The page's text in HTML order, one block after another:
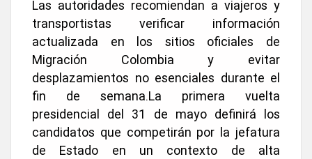
Las autoridades recomiendan a viajeros y
transportistas verificar información
actualizada en los sitios oficiales de
Migración Colombia y evitar
desplazamientos no esenciales durante el
fin de semana.La primera vuelta
presidencial del 31 de mayo definirá los
candidatos que competirán por la jefatura
de Estado en un contexto de alta